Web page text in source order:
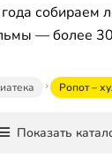
собираем
— более
Ропот –
Показать